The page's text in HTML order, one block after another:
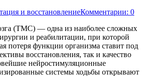
и восстановлениеКомментарии: 0
(ТМС) — одна из наиболее сложных
и реабилитации, при которой
потеря функции организма ставит под
восстановления, так и качество
нейростимуляционные
системы ходьбы открывают